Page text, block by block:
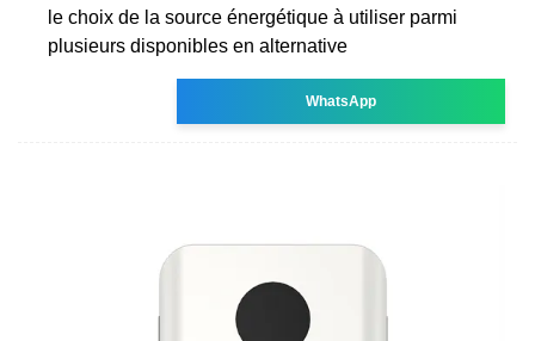
le choix de la source énergétique à utiliser parmi
plusieurs disponibles en alternative
WhatsApp